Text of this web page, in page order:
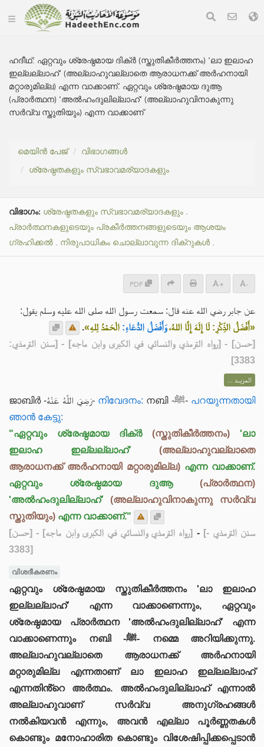
ഹദീഥ്: ഏറ്റവും ശ്രേഷ്ഠമായ ദിക്ർ (സ്തുതികീർത്തനം) 'ലാ ഇലാഹ
ഇല്ലല്ലാഹ്' (അല്ലാഹുവല്ലാതെ ആരാധനക്ക് അർഹനായി
മറ്റാരുമില്ല) എന്ന വാക്കാണ്. ഏറ്റവും ശ്രേഷ്ഠമായ ദുആ
(പ്രാർത്ഥന) 'അൽഹംദുലില്ലാഹ്' (അല്ലാഹുവിനാകുന്നു
സർവ്വ സ്തുതിയും) എന്ന വാക്കാണ്
മെയിൻ പേജ്
വിഭാഗങ്ങൾ
ശ്രേഷ്ഠതകളും സ്വഭാവമര്യാദകളും
വിഭാഗം: ശ്രേഷ്ഠതകളും സ്വഭാവമര്യാദകളും .
പ്രാർത്ഥനകളുടെയും പ്രകീർത്തനങ്ങളുടെയും ആശയം
ഗ്രഹിക്കൽ . നിരുപാധികം ചൊല്ലാവുന്ന ദിക്റുകൾ .
PDF + -
عن جابر رضي الله عنه قال: سمعت رسول الله صلى الله عليه وسلم يقول:
«أَفْضَلُ الذِّكْرِ: لَا إِلَهَ إِلَّا اللهُ،وَأَفْضَلُ الدُّعَاءِ: الْحَمْدُ لِلهِ».
[حسن] - [رواه الترمذي والنسائي في الكبرى وابن ماجه] - [سنن الترمذي:
3383]
المزيــد ...
ജാബിർ -رَضِيَ اللَّهُ عَنْهُ-നിവേദനം: നബി -ﷺ-പറയുന്നതായി
ഞാൻ കേട്ടു:
"ഏറ്റവും ശ്രേഷ്ഠമായ ദിക്ർ (സ്തുതികീർത്തനം) 'ലാ
ഇലാഹ ഇല്ലല്ലാഹ്' (അല്ലാഹുവല്ലാതെ
ആരാധനക്ക് അർഹനായി മറ്റാരുമില്ല)എന്ന വാക്കാണ്.
ഏറ്റവും ശ്രേഷ്ഠമായ ദുആ (പ്രാർത്ഥന)
'അൽഹംദുലില്ലാഹ്' (അല്ലാഹുവിനാകുന്നു സർവ്വ
സ്തുതിയും) എന്ന വാക്കാണ്."
[حسن]
- [رواه الترمذي والنسائي في الكبرى وابن ماجه] - [سنن الترمذي -
3383]
വിശദീകരണം
ഏറ്റവും ശ്രേഷ്ഠമായ സ്തുതികീർത്തനം 'ലാ ഇലാഹ
ഇല്ലല്ലാഹ്' എന്ന വാക്കാണെന്നും, ഏറ്റവും
ശ്രേഷ്ഠമായ പ്രാർത്ഥന 'അൽഹംദുലില്ലാഹ്' എന്ന
വാക്കാണെന്നും നബി -ﷺ- നമ്മെ അറിയിക്കുന്നു.
അല്ലാഹുവല്ലാതെ ആരാധനക്ക് അർഹനായി
മറ്റാരുമില്ല എന്നതാണ് ലാ ഇലാഹ ഇല്ലല്ലാഹ്
എന്നതിൻ്റെ അർത്ഥം. അൽഹംദുലില്ലാഹ് എന്നാൽ
അല്ലാഹുവാണ് സർവ്വ അനുഗ്രഹങ്ങൾ
നൽകിയവൻ എന്നും, അവൻ എല്ലാ പൂർണ്ണതകൾ
കൊണ്ടും മനോഹാരിത കൊണ്ടും വിശേഷിപ്പിക്കപ്പെടാൻ